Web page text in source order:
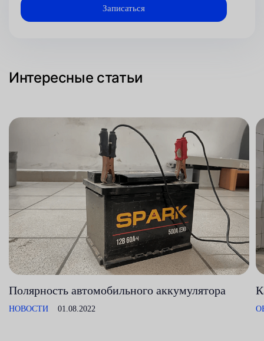
Интересные статьи
Полярность автомобильного аккумулятора
НОВОСТИ 01.08.2022